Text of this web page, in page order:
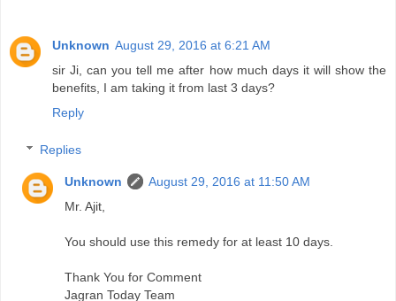
Unknown August 29, 2016 at 6:21 AM
sir Ji, can you tell me after how much days it will show the
benefits, I am taking it from last 3 days?
Reply
Replies
Unknown
August 29, 2016 at 11:50 AM
Mr. Ajit,
You should use this remedy for at least 10 days.
Thank You for Comment
Jagran Today Team